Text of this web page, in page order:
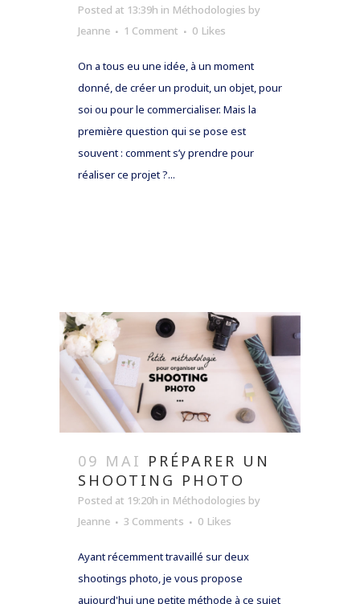
Posted at 13:39h in Méthodologies by
Jeanne
1 Comment 0 Likes
On a tous eu une idée, à un moment
donné, de créer un produit, un objet, pour
soi ou pour le commercialiser. Mais la
première question qui se pose est
souvent : comment s’y prendre pour
réaliser ce projet ?...
09 MAI PRÉPARER UN
SHOOTING PHOTO
Posted at 19:20h in Méthodologies by
Jeanne
3 Comments 0 Likes
Ayant récemment travaillé sur deux
shootings photo, je vous propose
aujourd'hui une petite méthode à ce sujet